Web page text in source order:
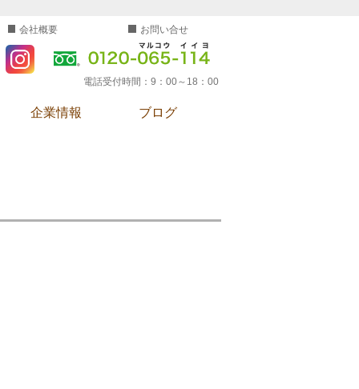
会社概要 お問い合せ
電話受付時間： 9：00～18：00
企業情報 ブログ